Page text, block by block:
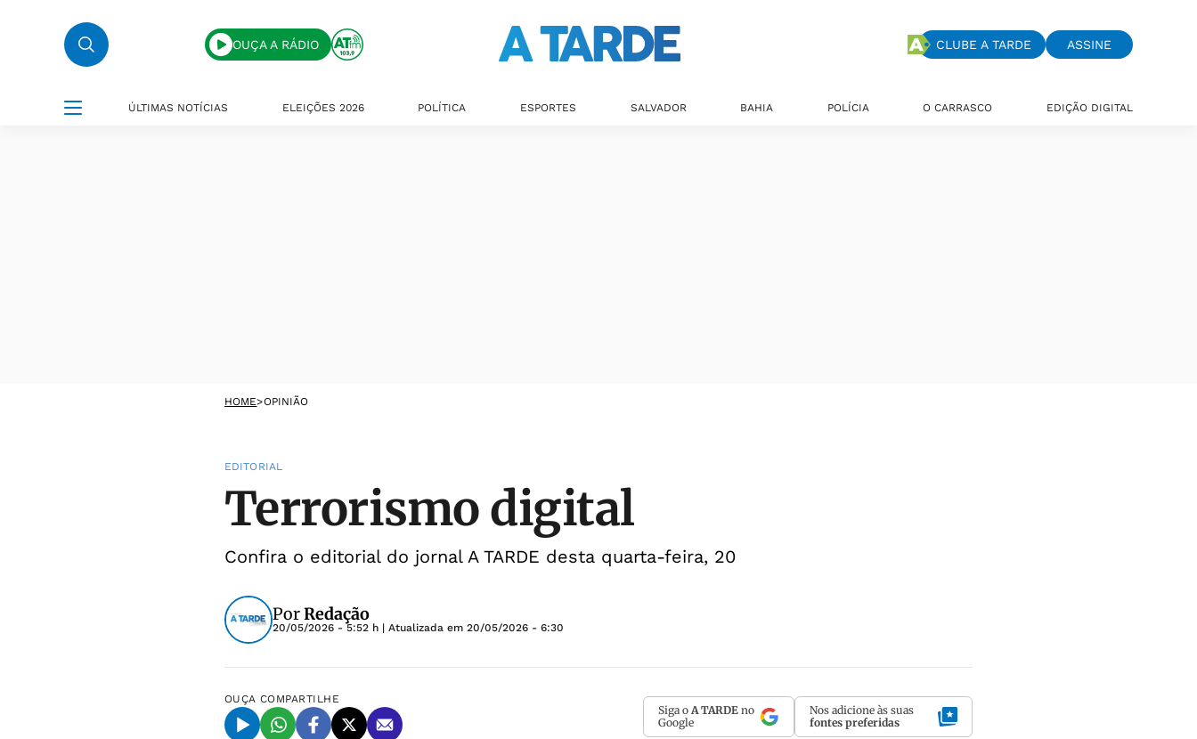
OUÇA A RÁDIO CLUBE A TARDE ASSINE
ÚLTIMAS NOTÍCIAS ELEIÇÕES 2026 POLÍTICA ESPORTES SALVADOR BAHIA POLÍCIA O CARRASCO EDIÇÃO DIGITAL
HOME>OPINIÃO
EDITORIAL
Terrorismo digital
Confira o editorial do jornal A TARDE desta quarta-feira, 20
PorRedação
20/05/2026 - 5:52 h | Atualizada em 20/05/2026 - 6:30
OUÇA COMPARTILHE
Siga o A TARDE no
Google
Nos adicione às suas
fontes preferidas